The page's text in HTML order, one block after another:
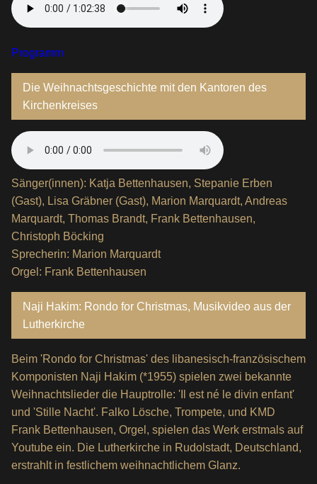
Programm
Die Weihnachtsgeschichte mit den Kantoren des
Kirchenkreises
Sänger(innen): Katja Bettenhausen, Stepanie Erben
(Gast), Lisa Gräbner (Gast), Marion Marquardt, Andreas
Marquardt, Thomas Brandt, Frank Bettenhausen,
Christoph Böcking
Sprecherin: Marion Marquardt
Orgel: Frank Bettenhausen
Naji Hakim: Rondo for Christmas, Musikvideo aus der
Lutherkirche
Beim 'Rondo for Christmas' des libanesisch-französischem
Komponisten Naji Hakim (*1955) spielen zwei bekannte
Weihnachtslieder die Hauptrolle: 'Il est né le divin enfant'
und 'Stille Nacht'. Falko Lösche, Trompete, und KMD
Frank Bettenhausen, Orgel, spielen das Werk erstmals auf
Youtube ein. Die Lutherkirche in Rudolstadt, Deutschland,
erstrahlt in festlichem weihnachtlichem Glanz.